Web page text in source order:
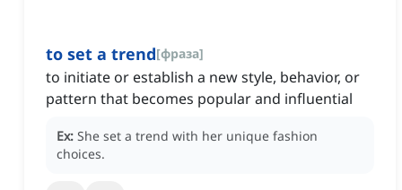
to set a trend[фраза]
to initiate or establish a new style, behavior, or
pattern that becomes popular and influential
Ex: She set a trend with her unique fashion
choices.